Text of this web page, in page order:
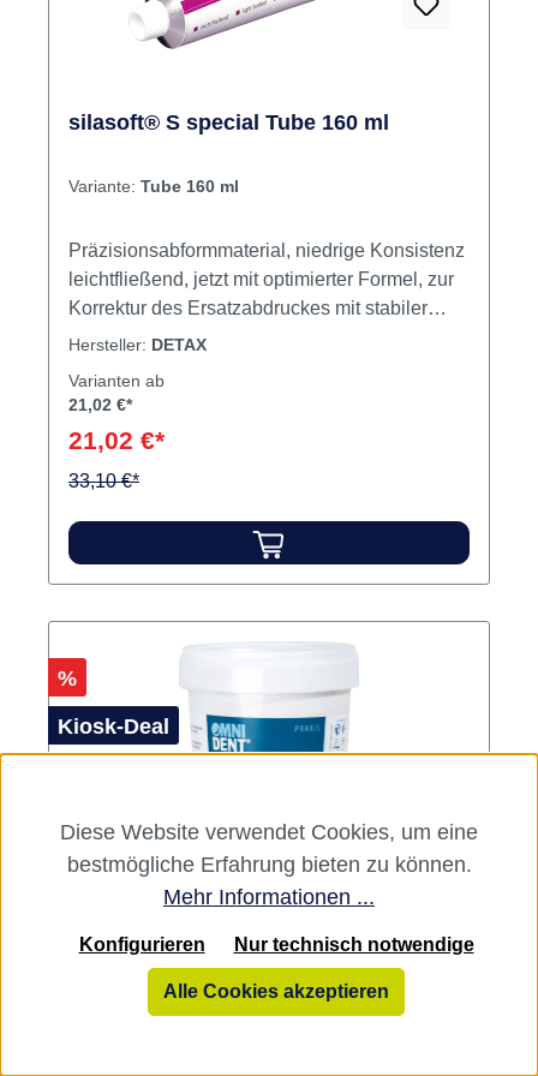
silasoft® S special Tube 160 ml
Variante: Tube 160 ml
Präzisionsabformmaterial, niedrige Konsistenz
leichtfließend, jetzt mit optimierter Formel, zur
Korrektur des Ersatzabdruckes mit stabiler
Langzeitkonsistenz, bei Doppelabdruck- und
der Spritze und beim Durchspateln. Standfest
detailscharf und besonders reißfest. Farbe:
Base pink transparent, Katalysator blau. Inhalt
Hersteller: DETAX
Varianten ab
21,02 €*
21,02 €*
33,10 €*
Rabatt
%
Kiosk-Deal
Silikon Knetmasse Dose 900 ml ohne
Härter hart, Shore 70, gelb
Dose 900 ml ohne Härter hart,
Diese Website verwendet Cookies, um eine
bestmögliche Erfahrung bieten zu können.
Mehr Informationen ...
Nur technisch notwendige
Konfigurieren
Alle Cookies akzeptieren